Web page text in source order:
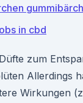
in cbd
zum
Allerdings
Wirkungen